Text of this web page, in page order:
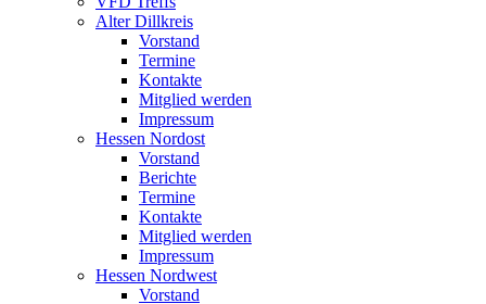
Alter Dillkreis
Vorstand
Termine
Kontakte
Mitglied werden
Impressum
Hessen Nordost
Vorstand
Berichte
Termine
Kontakte
Mitglied werden
Impressum
Hessen Nordwest
Vorstand